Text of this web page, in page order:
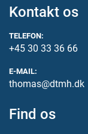
Kontakt os
TELEFON:
+45 30 33 36 66
E-MAIL:
thomas@dtmh.dk
Find os